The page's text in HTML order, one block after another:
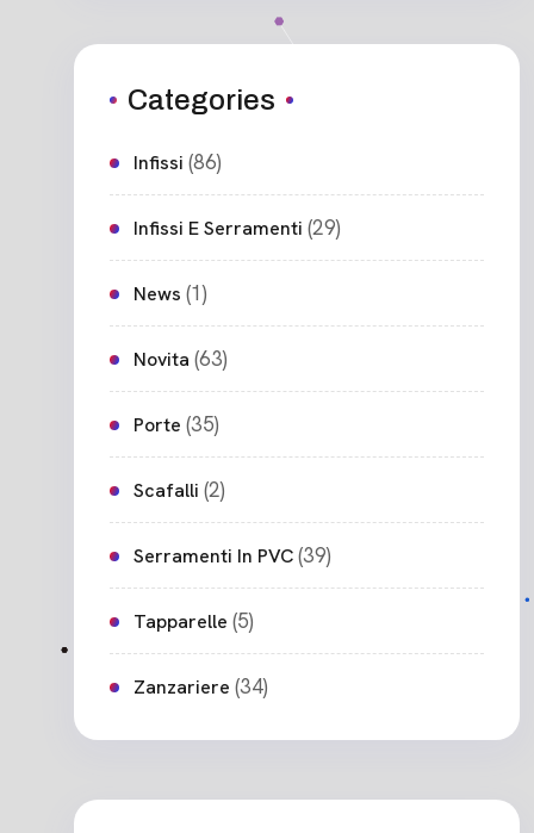
Categories
Infissi (86)
Infissi E Serramenti (29)
News (1)
Novita (63)
Porte (35)
Scafalli (2)
Serramenti In PVC(39)
Tapparelle (5)
Zanzariere (34)